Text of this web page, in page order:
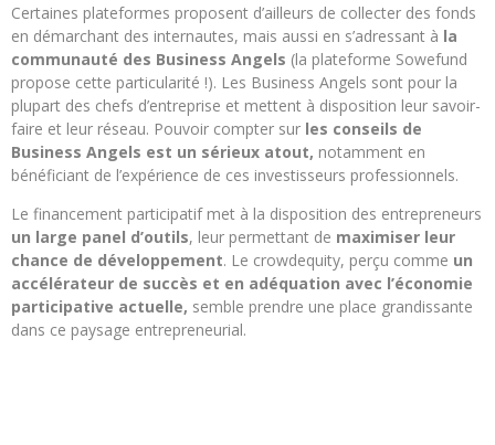
Certaines plateformes proposent d’ailleurs de collecter des fonds
en démarchant des internautes, mais aussi en s’adressant à la
communauté des Business Angels (la plateforme Sowefund
propose cette particularité !). Les Business Angels sont pour la
plupart des chefs d’entreprise et mettent à disposition leur savoir-
faire et leur réseau. Pouvoir compter sur les conseils de
Business Angels est un sérieux atout, notamment en
bénéficiant de l’expérience de ces investisseurs professionnels.
Le financement participatif met à la disposition des entrepreneurs
un large panel d’outils, leur permettant de maximiser leur
chance de développement. Le crowdequity, perçu comme un
accélérateur de succès et en adéquation avec l’économie
participative actuelle, semble prendre une place grandissante
dans ce paysage entrepreneurial.